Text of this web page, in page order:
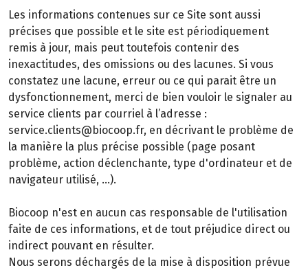
Les informations contenues sur ce Site sont aussi
précises que possible et le site est périodiquement
remis à jour, mais peut toutefois contenir des
inexactitudes, des omissions ou des lacunes. Si vous
constatez une lacune, erreur ou ce qui parait être un
dysfonctionnement, merci de bien vouloir le signaler au
service clients par courriel à l’adresse :
service.clients@biocoop.fr, en décrivant le problème de
la manière la plus précise possible (page posant
problème, action déclenchante, type d'ordinateur et de
navigateur utilisé, …).
Biocoop n'est en aucun cas responsable de l'utilisation
faite de ces informations, et de tout préjudice direct ou
indirect pouvant en résulter.
Nous serons déchargés de la mise à disposition prévue